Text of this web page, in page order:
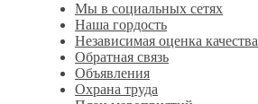
Мы в социальных сетях
Наша гордость
Независимая оценка качества
Обратная связь
Объявления
Охрана труда